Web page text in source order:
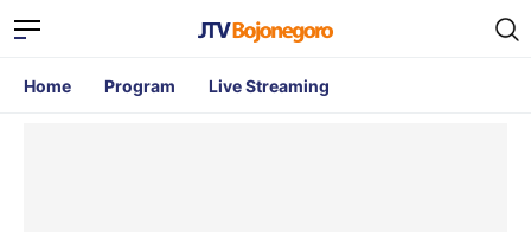
Home Program Live Streaming